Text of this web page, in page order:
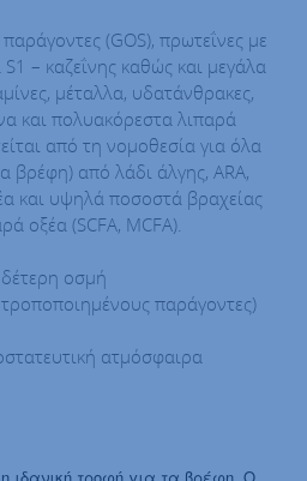
(GOS), πρωτεΐνες με
– καζεΐνης καθώς και μεγάλα
μέταλλα, υδατάνθρακες,
και πολυακόρεστα λιπαρά
από τη νομοθεσία για όλα
βρέφη) από λάδι άλγης, ARA,
και υψηλά ποσοστά βραχείας
οξέα (SCFA, MCFA).
οσμή
τροποποιημένους παράγοντες)
ατμόσφαιρα